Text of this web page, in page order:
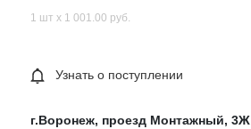
1 шт х 1 001.00 руб.
Узнать о поступлении
г.Воронеж, проезд Монтажный, 3Ж